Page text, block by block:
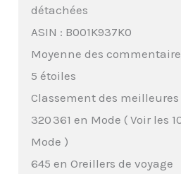
détachées
ASIN : B001K937K0
Moyenne des
5 étoiles
Classement des meilleures
320 361 en Mode ( Voir les
Mode )
645 en Oreillers de voyage